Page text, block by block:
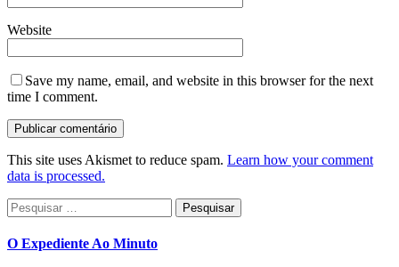
Website
Save my name, email, and website in this browser for the next
time I comment.
This site uses Akismet to reduce spam. Learn how your comment
data is processed.
Pesquisar
por:
O Expediente Ao Minuto